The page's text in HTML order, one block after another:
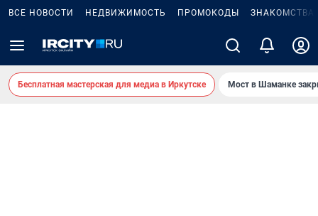
ВСЕ НОВОСТИ НЕДВИЖИМОСТЬ ПРОМОКОДЫ ЗНАКОМСТВА
Бесплатная мастерская для медиа в Иркутске Мост в Шаманке